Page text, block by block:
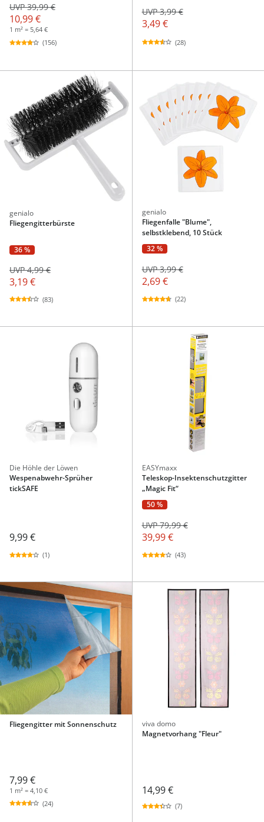
10,99 €
UVP 39,99 €
1 m² = 5,64 €
(156)
3,49 €
UVP 3,99 €
(28)
genialo
Fliegengitterbürste
36 %
3,19 €
UVP 4,99 €
(83)
genialo
Fliegenfalle "Blume",
selbstklebend, 10 Stück
32 %
2,69 €
UVP 3,99 €
(22)
Die Höhle der Löwen
Wespenabwehr-Sprüher
tickSAFE
9,99 €
(1)
EASYmaxx
Teleskop-Insektenschutzgitter
„Magic Fit“
50 %
39,99 €
UVP 79,99 €
(43)
Fliegengitter mit Sonnenschutz
7,99 €
1 m² = 4,10 €
(24)
viva domo
Magnetvorhang "Fleur"
14,99 €
(7)